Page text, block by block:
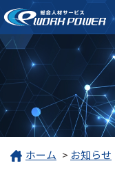
ホーム > お知らせ